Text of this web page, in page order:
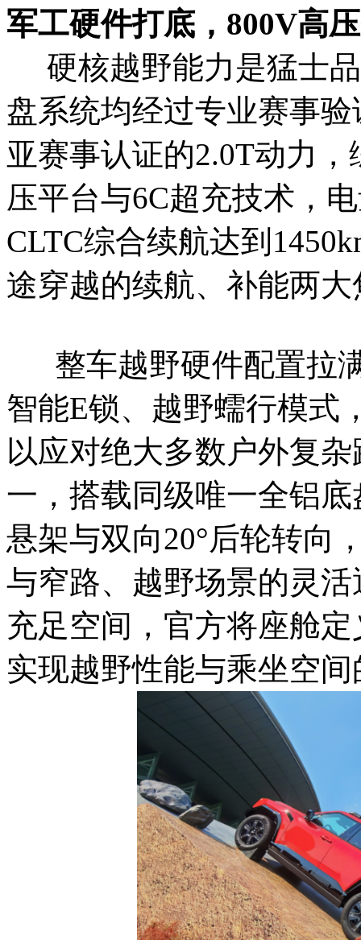
军工硬件打底，800V高
硬核越野能力是猛士
盘系统均经过专业赛事
亚赛事认证的2.0T动力
压平台与6C超充技术，
CLTC综合续航达到
途穿越的续航、补能两大
整车越野硬件配置拉
智能E锁、越野蠕行模式
以应对绝大多数户外复
一，搭载同级唯一全铝
悬架与双向20°后轮转向
与窄路、越野场景的灵
充足空间，官方将座舱
实现越野性能与乘坐空